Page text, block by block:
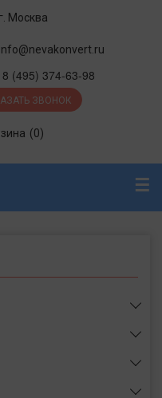
г. Москва
info@nevakonvert.ru
8 (495) 374-63-98
ЗВОНОК
(0)
☰